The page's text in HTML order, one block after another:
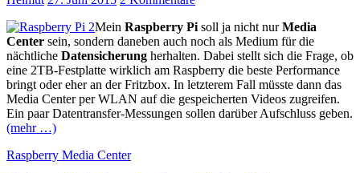
Mein Raspberry Pi soll ja nicht nurMedia
Center sein, sondern daneben auch noch als Medium für die
nächtliche Datensicherung herhalten. Dabei stellt sich die Frage, ob
eine 2TB-Festplatte wirklich am Raspberry die beste Performance
bringt oder eher an der Fritzbox. In letzterem Fall müsste dann das
Media Center per WLAN auf die gespeicherten Videos zugreifen.
Ein paar Datentransfer-Messungen sollen darüber Aufschluss geben.
(mehr …)
Raspberry Media Center